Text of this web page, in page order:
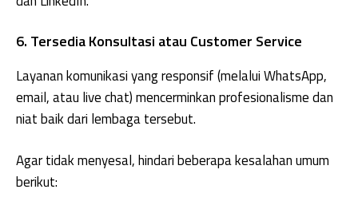
6. Tersedia Konsultasi atau Customer Service
Layanan komunikasi yang responsif (melalui WhatsApp,
email, atau live chat) mencerminkan profesionalisme dan
niat baik dari lembaga tersebut.
Agar tidak menyesal, hindari beberapa kesalahan umum
berikut: